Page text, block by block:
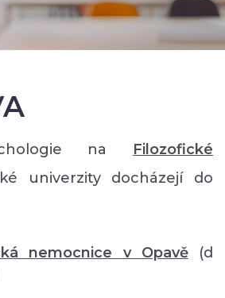
na Filozofické
univerzity docházejí do
nemocnice v Opavě(d